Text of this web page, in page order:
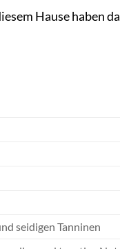
Hause haben
seidigen Tanninen